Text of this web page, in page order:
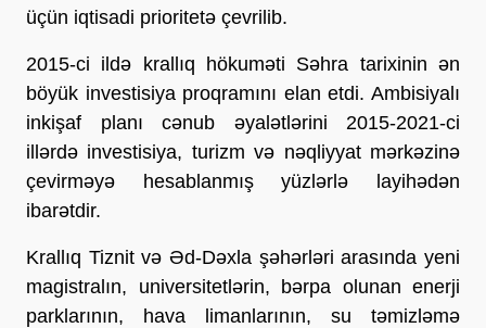
üçün iqtisadi prioritetə çevrilib.
2015-ci ildə krallıq hökuməti Səhra tarixinin ən
böyük investisiya proqramını elan etdi. Ambisiyalı
inkişaf planı cənub əyalətlərini 2015-2021-ci
illərdə investisiya, turizm və nəqliyyat mərkəzinə
çevirməyə hesablanmış yüzlərlə layihədən
ibarətdir.
Krallıq Tiznit və Əd-Dəxla şəhərləri arasında yeni
magistralın, universitetlərin, bərpa olunan enerji
parklarının, hava limanlarının, su təmizləmə